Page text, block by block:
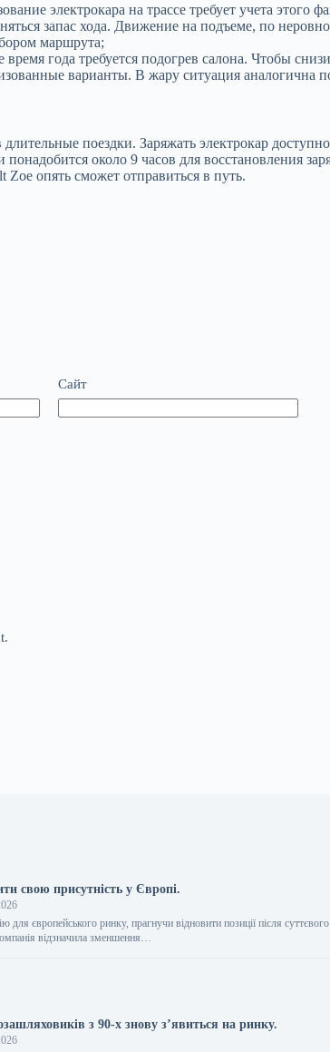
электрокара на трассе требует учета этого
запас хода. Движение на подъеме, по
маршрута;
года требуется подогрев салона. Чтобы
варианты. В жару ситуация аналогична
поездки. Заряжать электрокар
около 9 часов для восстановления
опять сможет отправиться в путь.
Сайт
свою присутність у Європі.
для європейського ринку, прагнучи відновити позиції після
відзначила зменшення…
з 90-х знову з’явиться на ринку.